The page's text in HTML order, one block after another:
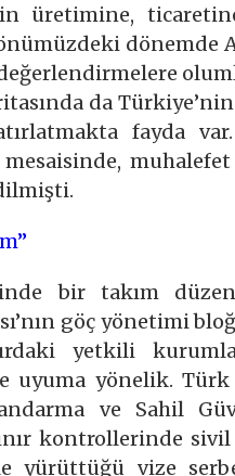
üretimine,
önümüzdeki
da
fayda
bir takım
göç yönetimi
yetkili
yönelik. Türk
ve Sahil
kontrollerinde
yürüttüğü vize